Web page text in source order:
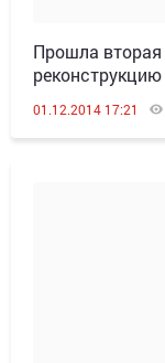
Прошла
01.12.2014 17:21